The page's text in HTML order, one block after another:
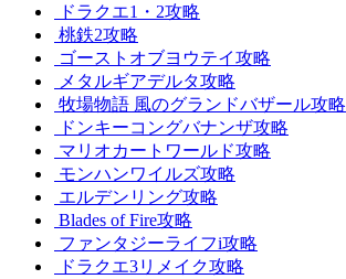
ドラクエ1・2攻略
桃鉄2攻略
ゴーストオブヨウテイ攻略
メタルギアデルタ攻略
牧場物語 風のグランドバザール攻略
ドンキーコングバナンザ攻略
マリオカートワールド攻略
モンハンワイルズ攻略
エルデンリング攻略
Blades of Fire攻略
ファンタジーライフi攻略
ドラクエ3リメイク攻略